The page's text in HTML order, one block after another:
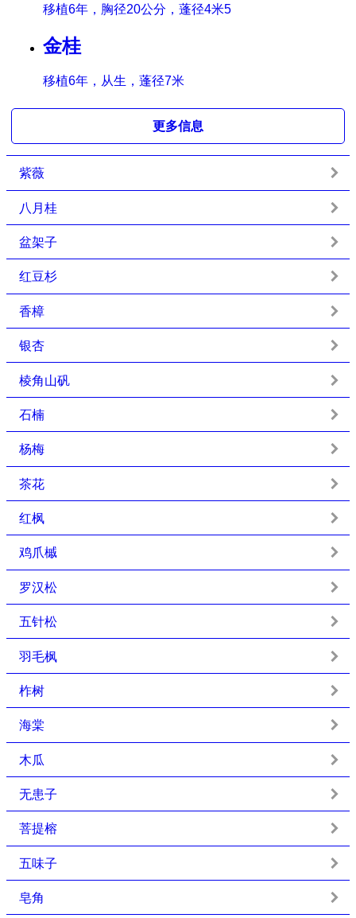
移植6年，胸径20公分，蓬径4米5
金桂
移植6年，从生，蓬径7米
更多信息
紫薇
八月桂
盆架子
红豆杉
香樟
银杏
棱角山矾
石楠
杨梅
茶花
红枫
鸡爪槭
罗汉松
五针松
羽毛枫
柞树
海棠
木瓜
无患子
菩提榕
五味子
皂角